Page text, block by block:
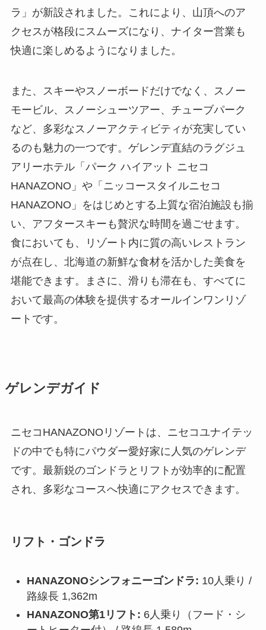
ラ」が新設されました。これにより、山頂へのア
クセスが格段にスムーズになり、ナイター営業も
快適に楽しめるようになりました。
また、スキーやスノーボードだけでなく、スノー
モービル、スノーシューツアー、チューブパーク
など、多彩なスノーアクティビティが充実してい
るのも魅力の一つです。ゲレンデ直結のラグジュ
アリーホテル「パーク ハイアット ニセコ
HANAZONO」や「ニッコースタイルニセコ
HANAZONO」をはじめとする上質な宿泊施設も揃
い、アフタースキーも贅沢な時間を過ごせます。
食においても、リゾート内に質の高いレストラン
が点在し、北海道の新鮮な食材を活かした美食を
堪能できます。まさに、滑りも滞在も、すべてに
おいて最高の体験を提供するオールインワンリゾ
ートです。
ゲレンデガイド
ニセコHANAZONOリゾートは、ニセコユナイテッ
ドの中でも特にパウダー愛好家に人気のゲレンデ
です。最新鋭のゴンドラとリフトが効率的に配置
され、多彩なコースへ快適にアクセスできます。
リフト・ゴンドラ
HANAZONOシンフォニーゴンドラ: 10人乗り /
路線長 1,362m
HANAZONO第1リフト: 6人乗り（フード・シ